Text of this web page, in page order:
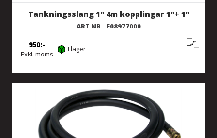
Tankningsslang 1" 4m kopplingar 1"+ 1"
ART NR. F08977000
Exkl. moms
950 I lager